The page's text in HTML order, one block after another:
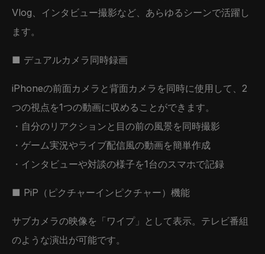
Vlog、インタビュー撮影など、あらゆるシーンで活躍し
ます。
■ デュアルカメラ同時録画
iPhoneの前面カメラと背面カメラを同時に使用して、2
つの視点を1つの動画に収めることができます。
・自分のリアクションと目の前の風景を同時撮影
・ゲーム実況やライブ配信風の動画を簡単作成
・インタビューや対談の様子を1台のスマホで記録
■ PiP（ピクチャーインピクチャー）機能
サブカメラの映像を「ワイプ」として表示。テレビ番組
のような演出が可能です。